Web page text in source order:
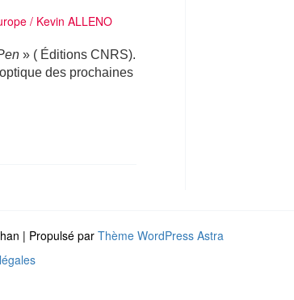
/ Kevin ALLENO
» ( Éditions CNRS).
des prochaines
| Propulsé par Thème WordPress Astra